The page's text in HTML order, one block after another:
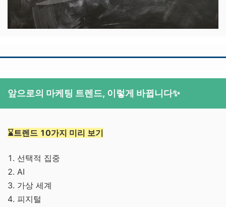
앞으로의 마케팅 트렌드, 이렇게 바뀝니다✨
⌛트렌드 10가지 미리 보기
1. 선택적 집중
2. AI
3. 가상 세계
4. 피지털